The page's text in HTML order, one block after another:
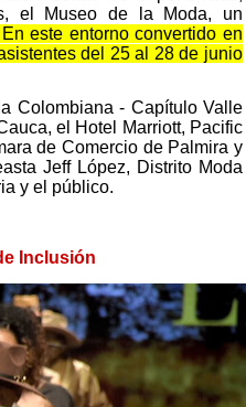
el Museo de la Moda, un
En este entorno convertido en
del 25 al 28 de junio
Colombiana - Capítulo Valle
el Hotel Marriott, Pacific
de Comercio de Palmira y
Jeff López, Distrito Moda
y el público.
Inclusión